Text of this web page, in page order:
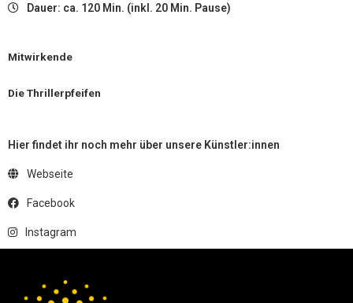
Dauer: ca. 120 Min. (inkl. 20 Min. Pause)
Mitwirkende
Die Thrillerpfeifen
Hier findet ihr noch mehr über unsere Künstler:innen
Webseite
Facebook
Instagram